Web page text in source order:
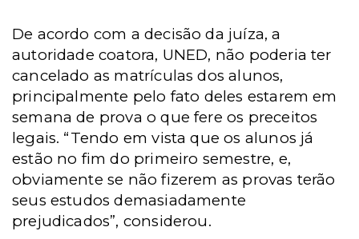
De acordo com a decisão da juíza, a
autoridade coatora, UNED, não poderia ter
cancelado as matrículas dos alunos,
principalmente pelo fato deles estarem em
semana de prova o que fere os preceitos
legais. “Tendo em vista que os alunos já
estão no fim do primeiro semestre, e,
obviamente se não fizerem as provas terão
seus estudos demasiadamente
prejudicados”, considerou.